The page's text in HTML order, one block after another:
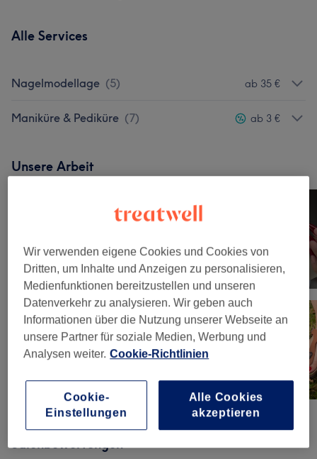
Alle Services
Nagelmodellage (5) ab 35 €
Maniküre & Pediküre (7) ab 3 €
Unsere Arbeit
Salonbewertungen
Wir verwenden eigene Cookies und Cookies von
Dritten, um Inhalte und Anzeigen zu personalisieren,
Medienfunktionen bereitzustellen und unseren
Datenverkehr zu analysieren. Wir geben auch
Informationen über die Nutzung unserer Webseite an
unsere Partner für soziale Medien, Werbung und
Analysen weiter. Cookie-Richtlinien
Cookie-
Einstellungen
Alle Cookies
akzeptieren